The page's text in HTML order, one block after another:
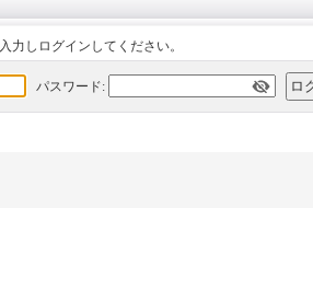
力しログインしてください。
パスワード: